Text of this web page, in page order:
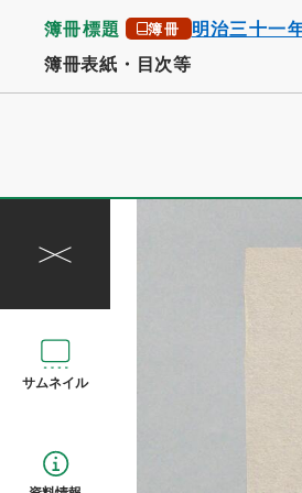
簿冊標題 簿冊 明治三十一
簿冊表紙・目次等
サムネイル